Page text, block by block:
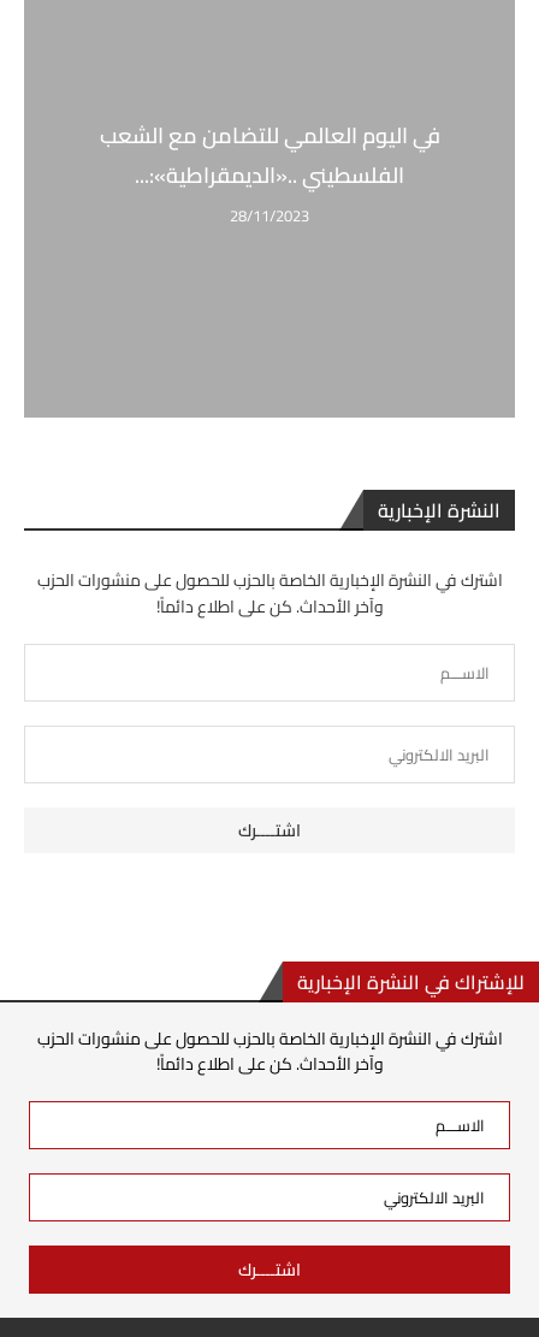
في اليوم العالمي للتضامن مع الشعب
الفلسطيني ..«الديمقراطية»:...
28/11/2023
النشرة الإخبارية
اشترك في النشرة الإخبارية الخاصة بالحزب للحصول على منشورات الحزب
وآخر الأحداث. كن على اطلاع دائماً!
للإشتراك في النشرة الإخبارية
اشترك في النشرة الإخبارية الخاصة بالحزب للحصول على منشورات الحزب
وآخر الأحداث. كن على اطلاع دائماً!